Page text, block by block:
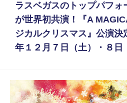
ラスベガスのトップパフォ
が世界初共演！『A
ジカルクリスマス』公演
年１２月７日（土）・８